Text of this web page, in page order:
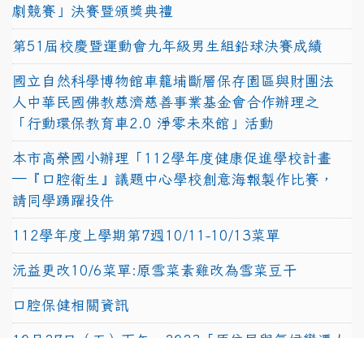
劇競賽」決賽暨頒獎典禮
第51屆校慶暨運動會九年級男生組鉛球決賽成績
國立自然科學博物館車籠埔斷層保存園區與財團法
人中華民國佛教慈濟慈善事業基金會合作辦理之
「行動環保教育車2.0 淨零未來館」活動
本市高榮國小辦理「112學年度健康促進學校計畫
─『口腔衛生』議題中心學校創意海報製作比賽，
請同學踴躍投件
112學年度上學期第7週10/11-10/13菜單
沅益更改10/6菜單:原雪菜素雞改為雪菜豆干
口腔保健相關資訊